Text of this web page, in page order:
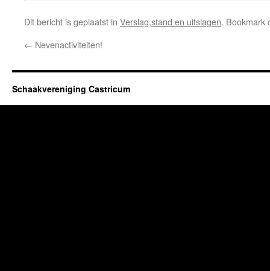
Dit bericht is geplaatst in Verslag,stand en uitslagen. Bookmark
← Nevenactiviteiten!
Schaakvereniging Castricum